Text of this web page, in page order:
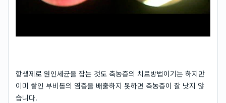
항생제로 원인세균을 잡는 것도 축농증의 치료방법이기는 하지만
이미 쌓인 부비동의 염증을 배출하지 못하면 축농증이 잘 낫지 않
습니다.